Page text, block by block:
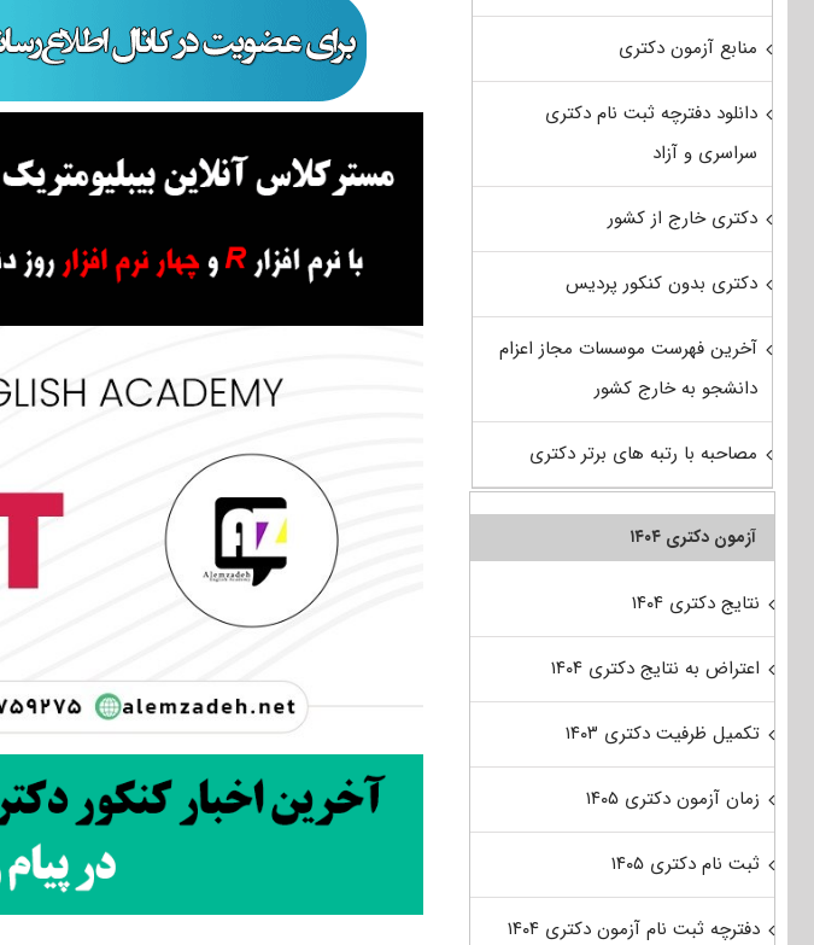
منابع آزمون دکتری
دانلود دفترچه ثبت نام دکتری
سراسری و آزاد
دکتری خارج از کشور
دکتری بدون کنکور پردیس
آخرین فهرست موسسات مجاز اعزام
دانشجو به خارج کشور
مصاحبه با رتبه های برتر دکتری
آزمون دکتری ۱۴۰۴
نتایج دکتری ۱۴۰۴
اعتراض به نتایج دکتری ۱۴۰۴
تکمیل ظرفیت دکتری ۱۴۰۳
زمان آزمون دکتری ۱۴۰۵
ثبت نام دکتری ۱۴۰۵
دفترچه ثبت نام آزمون دکتری ۱۴۰۴